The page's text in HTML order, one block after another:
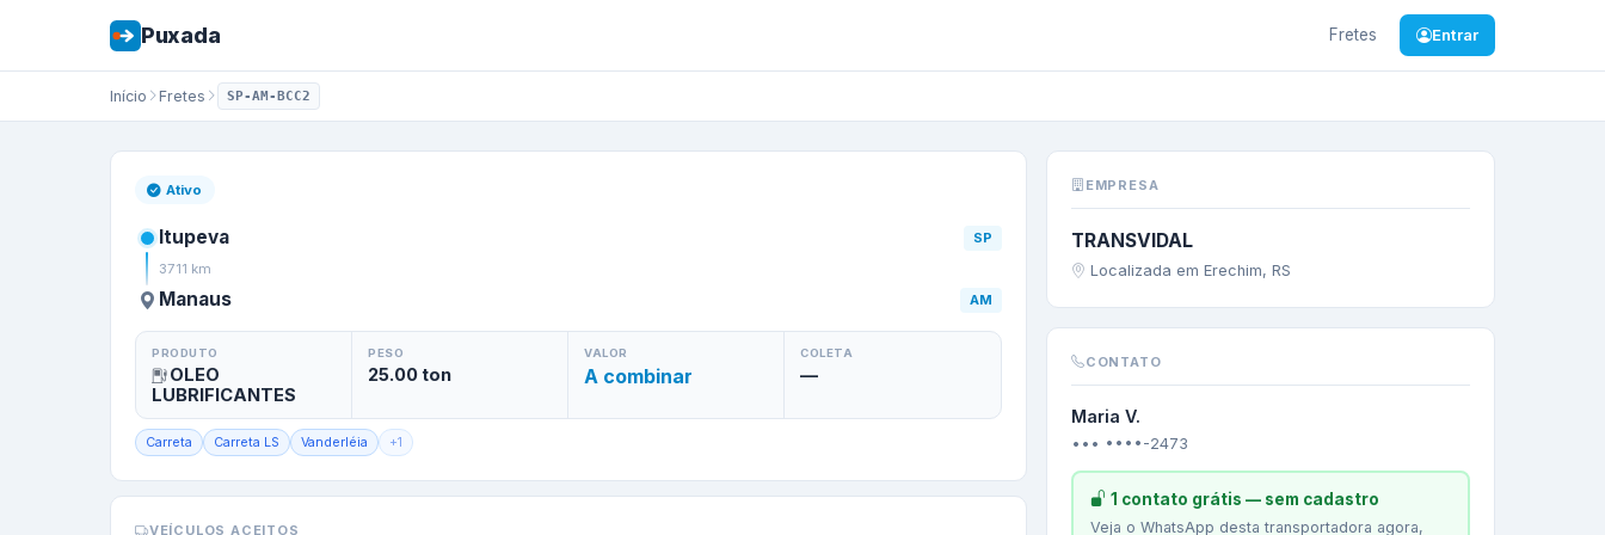
Puxada Fretes Entrar
Início Fretes SP-AM-BCC2
Frete de OLEO LUBRIFICANTES
Ativo
Itupeva
SP
3711 km
Manaus AM
PRODUTO
OLEO
LUBRIFICANTES
PESO
25.00ton
VALOR
A combinar
COLETA
—
Carreta Carreta LS Vanderléia +1
VEÍCULOS ACEITOS
EMPRESA
TRANSVIDAL
Localizada em Erechim, RS
CONTATO
Maria V.
••• ••••-2473
1 contato grátis — sem cadastro
Veja o WhatsApp desta transportadora agora,